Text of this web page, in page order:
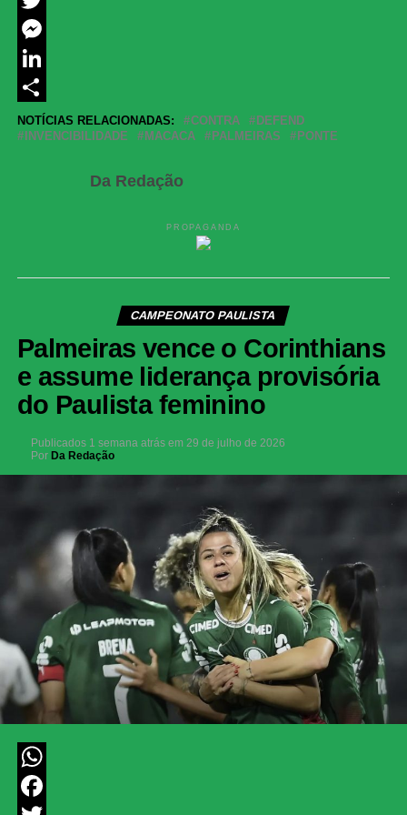
Twitter
Messenger
LinkedIn
Share
NOTÍCIAS RELACIONADAS: CONTRA
DEFEND
INVENCIBILIDADE
MACACA PALMEIRAS PONTE
Da Redação
PROPAGANDA
CAMPEONATO PAULISTA
Palmeiras vence o Corinthians
e assume liderança provisória
do Paulista feminino
Publicados 1 semana atrás em 29 de julho de 2026
Por Da Redação
WhatsApp